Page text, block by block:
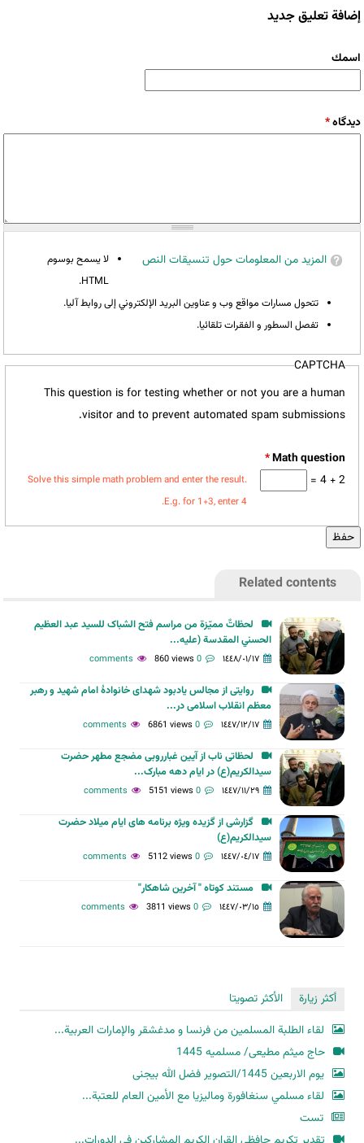
إضافة تعليق جديد
‏اسمك ‏
‏دیدگاه ‏*
المزيد من المعلومات حول تنسيقات النص
لا يسمح بوسوم
HTML.
تتحول مسارات مواقع وب و عناوين البريد الإلكتروني إلى روابط آليا.
تفصل السطور و الفقرات تلقائيا.
CAPTCHA
This question is for testing whether or not you are a human
visitor and to prevent automated spam submissions.
*
2 + 4 =
Solve this simple math problem and enter the result.
E.g. for 1+3, enter 4.
Related contents
لحظاتٌ مميّزة من مراسم فتح الشباک للسيد عبد العظيم
الحسني المقدسة (عليه...
١٤٤٨/٠١/١٧ 0 comments
860 views
روایتی از مجالس یادبود شهدای خانوادهٔ امام شهید و رهبر
معظم انقلاب اسلامی در...
١٤٤٧/١٢/١٧ 0 comments
6861 views
لحظاتی ناب از آیین غبارروبی مضجع مطهر حضرت
سیدالکریم(ع) در ایام دهه مبارک...
١٤٤٧/١١/٢٩ 0 comments
5151 views
گزارشی از گزیده ویژه برنامه های ایام میلاد حضرت
سیدالکریم(ع)
١٤٤٧/٠٤/١٧ 0 comments
5112 views
مستند کوتاه " آخرین شاهکار"
١٤٤٧/٠٣/١٥ 0 comments
3811 views
أكثر زيارة
الأكثر تصويتا
لقاء الطلبة المسلمين من فرنسا و مدغشقر والإمارات العربية...
حاج میثم مطیعی/ مسلمیه 1445
یوم الاربعین 1445/التصویر فضل الله بیجنی
لقاء مسلمي سنغافورة وماليزيا مع الأمين العام للعتبة...
تست